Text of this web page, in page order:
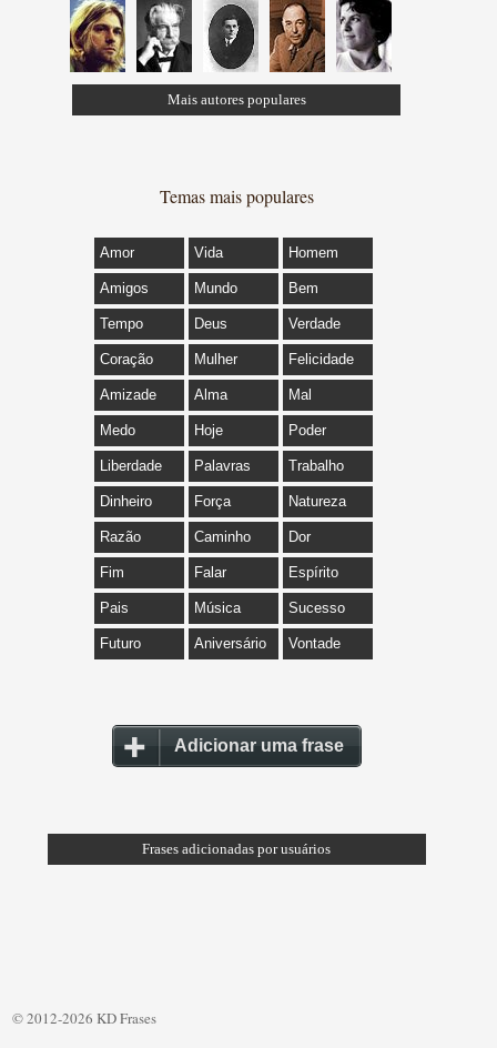
Mais autores populares
Temas mais populares
Amor Vida Homem
Amigos Mundo Bem
Tempo Deus Verdade
Coração Mulher Felicidade
Amizade Alma Mal
Medo Hoje Poder
Liberdade Palavras Trabalho
Dinheiro Força Natureza
Razão Caminho Dor
Fim Falar Espírito
Pais Música Sucesso
Futuro Aniversário Vontade
Adicionar uma frase
Frases adicionadas por usuários
© 2012-2026 KD Frases